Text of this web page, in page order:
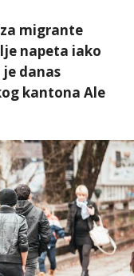
migrante
napeta iako
danas
kantona Ale